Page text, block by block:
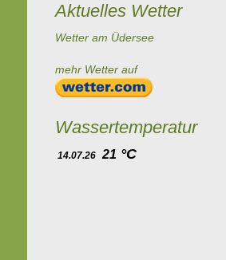
Aktuelles Wetter
Wetter am Üdersee
mehr Wetter auf
Wassertemperatur
14.07.26 21 °C